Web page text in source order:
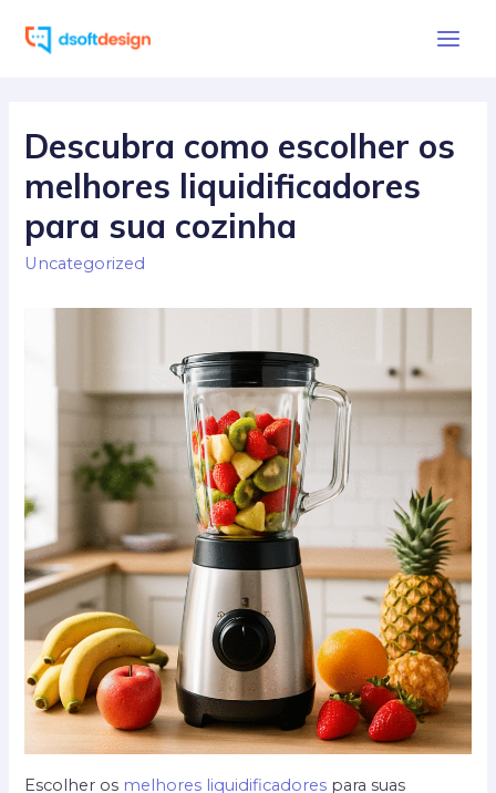
para
Descubra como escolher os
melhores liquidificadores
para sua cozinha
Uncategorized
Escolher os melhores liquidificadores para suas